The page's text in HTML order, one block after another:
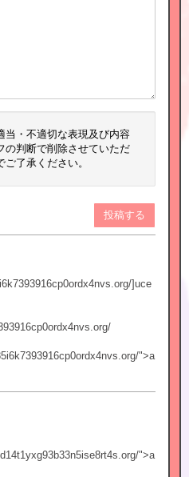
当・不適切な表現及び内容
の判断で削除させていただ
了承ください。
投稿する
]uce
">a
">a